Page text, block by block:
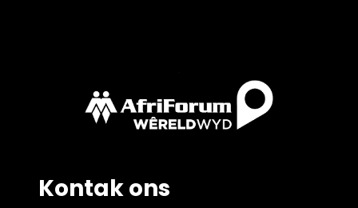
Kontak ons